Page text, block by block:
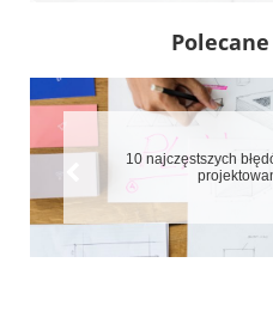
10 najczęstszych